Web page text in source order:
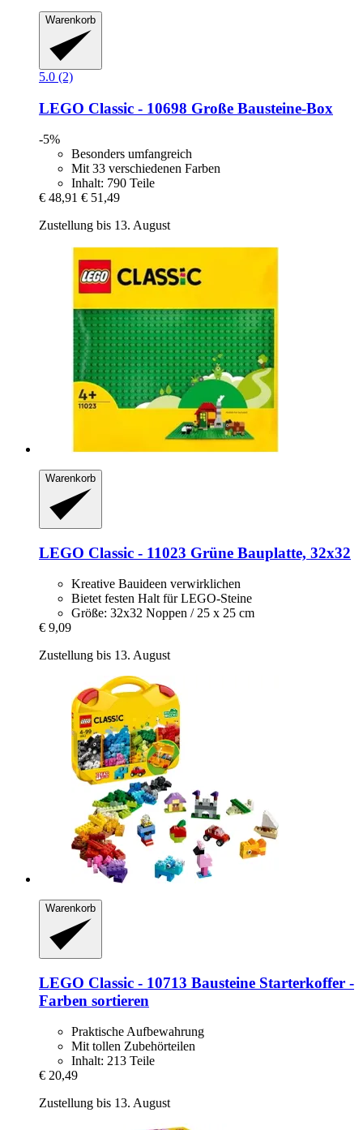
Warenkorb
5.0 (2)
LEGO Classic -​ 10698 Große Bausteine-​Box
-5%
Besonders umfangreich
Mit 33 verschiedenen Farben
Inhalt: 790 Teile
€ 48,91 € 51,49
Zustellung bis 13. August
Warenkorb
LEGO Classic -​ 11023 Grüne Bauplatte, 32x32
Kreative Bauideen verwirklichen
Bietet festen Halt für LEGO-Steine
Größe: 32x32 Noppen / 25 x 25 cm
€ 9,09
Zustellung bis 13. August
Warenkorb
LEGO Classic -​ 10713 Bausteine Starterkoffer -​
Farben sortieren
Praktische Aufbewahrung
Mit tollen Zubehörteilen
Inhalt: 213 Teile
€ 20,49
Zustellung bis 13. August